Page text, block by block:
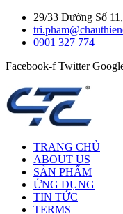
29/33 Đường Số
0901 327 774
Facebook-f Twitter
TRANG CHỦ
ABOUT US
SẢN PHẨM
ỨNG DỤNG
TIN TỨC
TERMS